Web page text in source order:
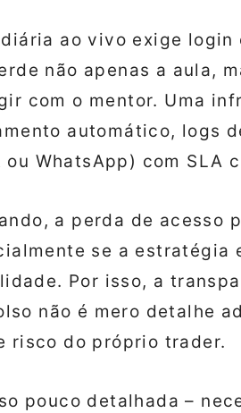
ao vivo exige login
não apenas a aula,
com o mentor. Uma
automático, logs
WhatsApp) com SLA
a perda de acesso
se a estratégia
Por isso, a
não é mero detalhe
risco do próprio trader.
pouco detalhada –